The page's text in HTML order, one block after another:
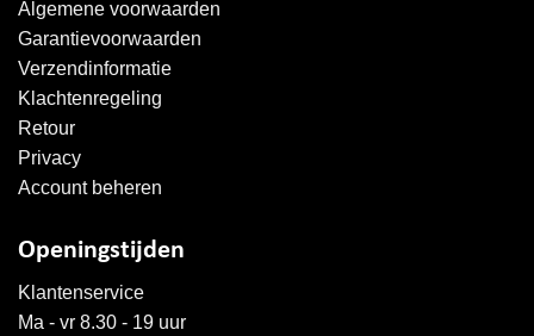
Algemene voorwaarden
Garantievoorwaarden
Verzendinformatie
Klachtenregeling
Retour
Privacy
Account beheren
Openingstijden
Klantenservice
Ma - vr 8.30 - 19 uur